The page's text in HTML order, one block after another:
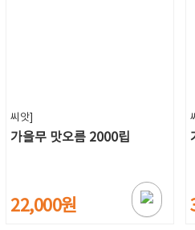
씨앗]
가을무 맛오름 2000립
22,000원